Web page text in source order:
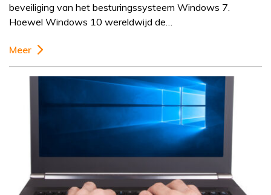
beveiliging van het besturingssysteem Windows 7.
Hoewel Windows 10 wereldwijd de…
Meer